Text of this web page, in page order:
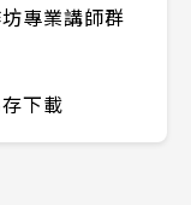
專業講師群
下載